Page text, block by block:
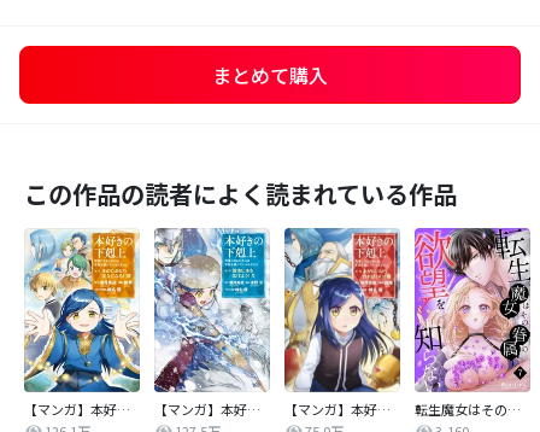
まとめて購入
この作品の読者によく読まれている作品
【マンガ】本好きの下剋上 第二部
【マンガ】本好きの下剋上 第三部
【マンガ】本好きの下剋上
転生魔女はその眷属の欲望を知らない